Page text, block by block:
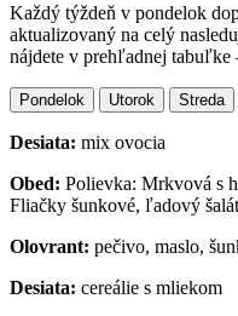
Každý týždeň v pondelok
aktualizovaný na celý
nájdete v prehľadnej tabuľke
Pondelok Utorok Streda
Desiata: mix ovocia
Obed: Polievka: Mrkvová s
Fliačky šunkové, ľadový
Olovrant: pečivo, maslo,
Desiata: cereálie s mliekom